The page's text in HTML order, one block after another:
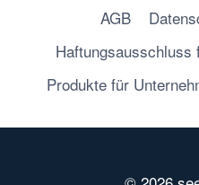
AGB
Haftungsausschluss
Produkte für